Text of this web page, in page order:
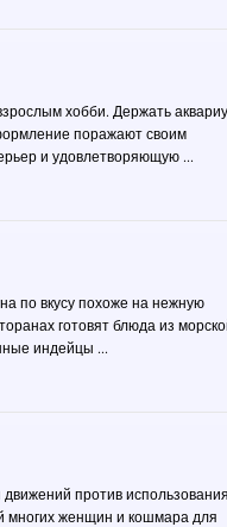
хобби. Держать
поражают своим
и удовлетворяющую ...
по вкусу похоже на нежную
готовят блюда из
индейцы ...
против использования
многих женщин и кошмара для